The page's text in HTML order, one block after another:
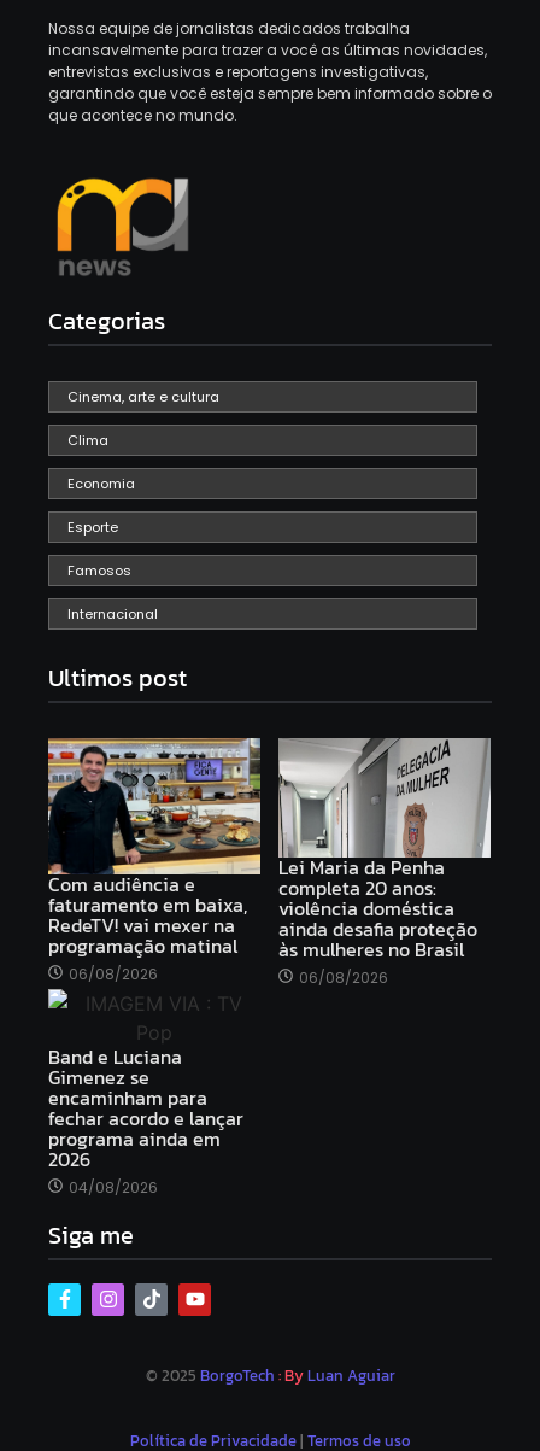
Nossa equipe de jornalistas dedicados trabalha
incansavelmente para trazer a você as últimas novidades,
entrevistas exclusivas e reportagens investigativas,
garantindo que você esteja sempre bem informado sobre o
que acontece no mundo.
Categorias
Cinema, arte e cultura
Clima
Economia
Esporte
Famosos
Internacional
Ultimos post
Com audiência e
faturamento em baixa,
RedeTV! vai mexer na
programação matinal
06/08/2026
Lei Maria da Penha
completa 20 anos:
violência doméstica
ainda desafia proteção
às mulheres no Brasil
06/08/2026
Band e Luciana
Gimenez se
encaminham para
fechar acordo e lançar
programa ainda em
2026
04/08/2026
Siga me
© 2025 BorgoTech : ByLuan Aguiar
Política de Privacidade| Termos de uso